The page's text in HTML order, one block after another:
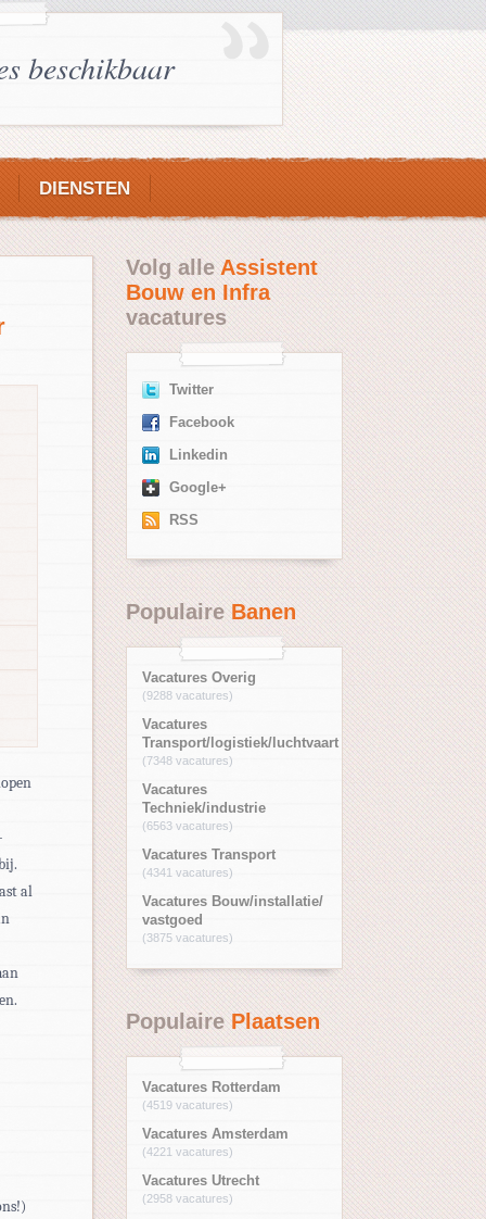
beschikbaar
DIENSTEN
al
Volg alleAssistent
Bouw en Infra
vacatures
Twitter
Facebook
Linkedin
Google+
RSS
PopulaireBanen
Vacatures Overig
(9288 vacatures)
Vacatures
Transport/logistiek/luchtvaart
(7348 vacatures)
Vacatures
Techniek/industrie
(6563 vacatures)
Vacatures Transport
(4341 vacatures)
Vacatures Bouw/installatie/
vastgoed
(3875 vacatures)
PopulairePlaatsen
Vacatures Rotterdam
(4519 vacatures)
Vacatures Amsterdam
(4221 vacatures)
Vacatures Utrecht
(2958 vacatures)